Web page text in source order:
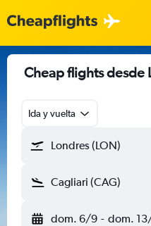
Cheap flights desde
Ida y vuelta
Londres (LON)
Cagliari (CAG)
dom. 6/9 - dom.